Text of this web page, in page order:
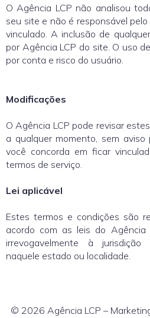
O Agência LCP não analisou
seu site e não é responsável
vinculado. A inclusão de
por Agência LCP do site. O uso
por conta e risco do usuário.
Modificações
O Agência LCP pode revisar
a qualquer momento, sem
você concorda em ficar
termos de serviço.
Lei aplicável
Estes termos e condições são
acordo com as leis do
irrevogavelmente à
naquele estado ou localidade.
© 2026 Agência LCP –